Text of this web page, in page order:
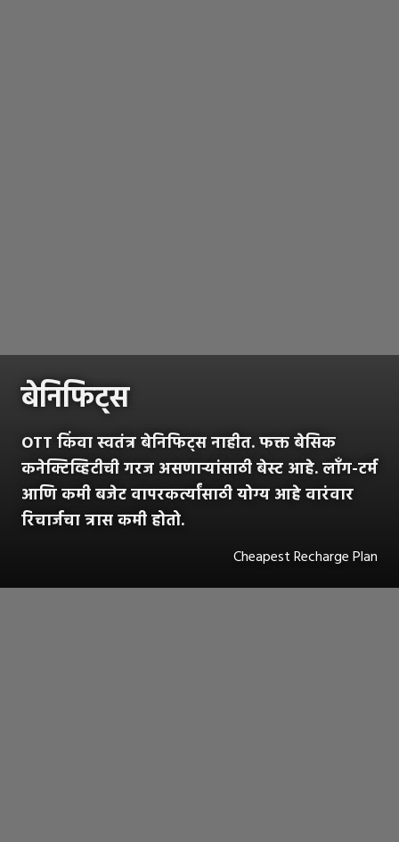
बेनिफिट्स
OTT किंवा स्वतंत्र बेनिफिट्स नाहीत. फक्त बेसिक
कनेक्टिव्हिटीची गरज असणाऱ्यांसाठी बेस्ट आहे. लाँग-टर्म
आणि कमी बजेट वापरकर्त्यांसाठी योग्य आहे वारंवार
रिचार्जचा त्रास कमी होतो.
Cheapest Recharge Plan